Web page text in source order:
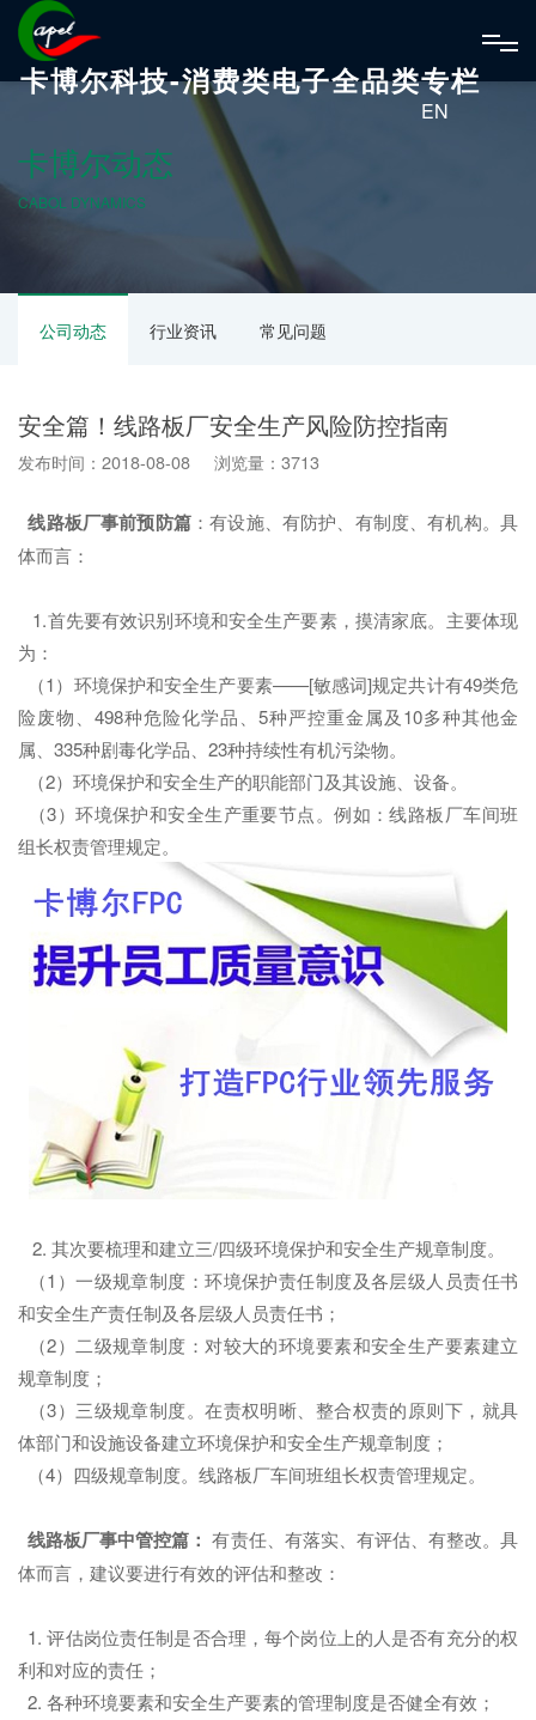
卡博尔科技-消费类电子全品类专栏
EN
卡博尔动态
CABOL DYNAMICS
公司动态 行业资讯 常见问题
安全篇！线路板厂安全生产风险防控指南
发布时间：2018-08-08 浏览量：3713
线路板厂事前预防篇：有设施、有防护、有制度、有机构。具
体而言：
1.首先要有效识别环境和安全生产要素，摸清家底。主要体现
为：
（1）环境保护和安全生产要素——[敏感词]规定共计有49类危
险废物、498种危险化学品、5种严控重金属及10多种其他金
属、335种剧毒化学品、23种持续性有机污染物。
（2）环境保护和安全生产的职能部门及其设施、设备。
（3）环境保护和安全生产重要节点。例如：线路板厂车间班
组长权责管理规定。
2. 其次要梳理和建立三/四级环境保护和安全生产规章制度。
（1）一级规章制度：环境保护责任制度及各层级人员责任书
和安全生产责任制及各层级人员责任书；
（2）二级规章制度：对较大的环境要素和安全生产要素建立
规章制度；
（3）三级规章制度。在责权明晰、整合权责的原则下，就具
体部门和设施设备建立环境保护和安全生产规章制度；
（4）四级规章制度。线路板厂车间班组长权责管理规定。
线路板厂事中管控篇： 有责任、有落实、有评估、有整改。具
体而言，建议要进行有效的评估和整改：
1. 评估岗位责任制是否合理，每个岗位上的人是否有充分的权
利和对应的责任；
2. 各种环境要素和安全生产要素的管理制度是否健全有效；